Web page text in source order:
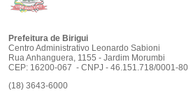
Prefeitura de Birigui
Centro Administrativo Leonardo Sabioni
Rua Anhanguera, 1155 - Jardim Morumbi
CEP: 16200-067 - CNPJ - 46.151.718/0001-80
(18) 3643-6000